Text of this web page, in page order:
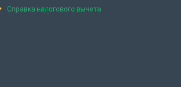
Справка налогового вычета